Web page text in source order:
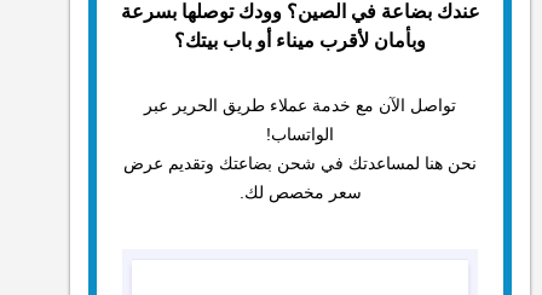
عندك بضاعة في الصين؟ وودك توصلها بسرعة
وبأمان لأقرب ميناء أو باب بيتك؟
تواصل الآن مع خدمة عملاء طريق الحرير عبر
الواتساب!
نحن هنا لمساعدتك في شحن بضاعتك وتقديم عرض
سعر مخصص لك.